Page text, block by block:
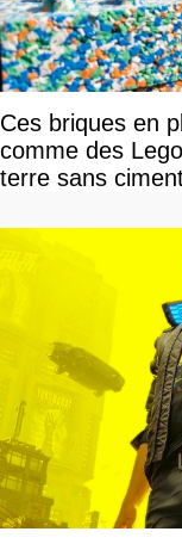
Ces briques en
comme des
terre sans